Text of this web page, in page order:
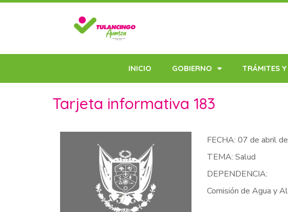
INICIO GOBIERNO TRÁMITES
Tarjeta informativa 183
FECHA: 07 de abril
TEMA: Salud
DEPENDENCIA:
Comisión de Agua y